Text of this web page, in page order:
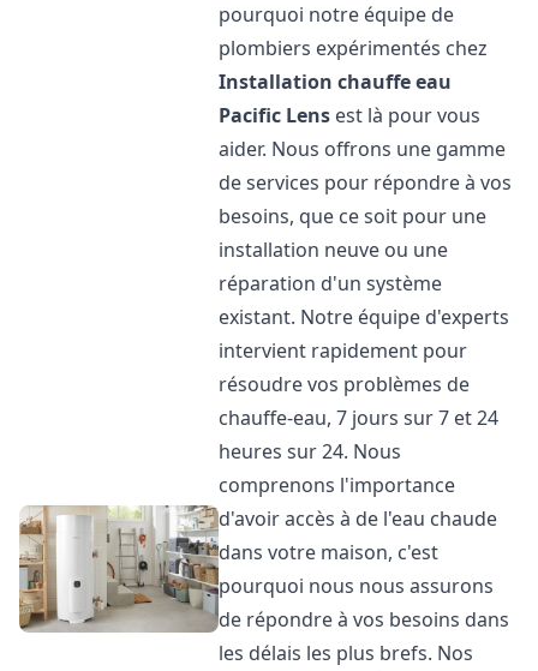
pourquoi notre équipe de
plombiers expérimentés chez
Installation chauffe eau
Pacific Lens est là pour vous
aider. Nous offrons une gamme
de services pour répondre à vos
besoins, que ce soit pour une
installation neuve ou une
réparation d'un système
existant. Notre équipe d'experts
intervient rapidement pour
résoudre vos problèmes de
chauffe-eau, 7 jours sur 7 et 24
heures sur 24. Nous
comprenons l'importance
d'avoir accès à de l'eau chaude
dans votre maison, c'est
pourquoi nous nous assurons
de répondre à vos besoins dans
les délais les plus brefs. Nos